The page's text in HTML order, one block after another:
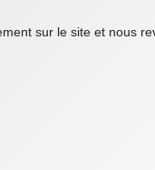
sur le site et nous